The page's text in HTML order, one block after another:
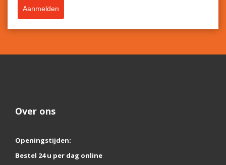
Aanmelden
Over ons
Openingstijden:
Bestel 24 u per dag online